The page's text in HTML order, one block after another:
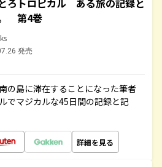
ろトロピカル ある旅の記録と
第4巻
発売
の島に滞在することになった筆者
でマジカルな45日間の記録と記
詳細を見る